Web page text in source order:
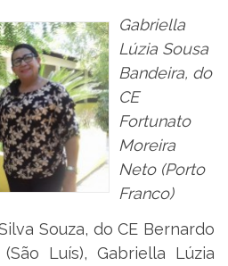
Gabriella
Lúzia Sousa
Bandeira, do
CE
Fortunato
Moreira
Neto (Porto
Franco)
Souza, do CE Bernardo
Luís), Gabriella Lúzia